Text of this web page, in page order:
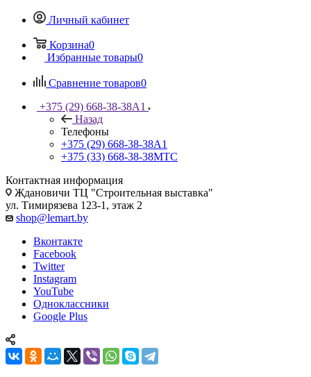
Личный кабинет
Корзина0
Избранные товары0
Сравнение товаров0
+375 (29) 668-38-38A1
Назад
Телефоны
+375 (29) 668-38-38A1
+375 (33) 668-38-38МТС
Контактная информация
Ждановичи ТЦ "Строительная выставка"
ул. Тимирязева 123-1, этаж 2
shop@lemart.by
Вконтакте
Facebook
Twitter
Instagram
YouTube
Одноклассники
Google Plus